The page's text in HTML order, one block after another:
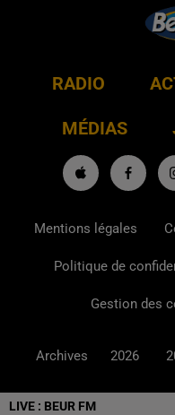
LIVE : BEUR FM
RADIO
MÉDIAS
Mentions légales
Politique de
Gestion des
Archives 2026